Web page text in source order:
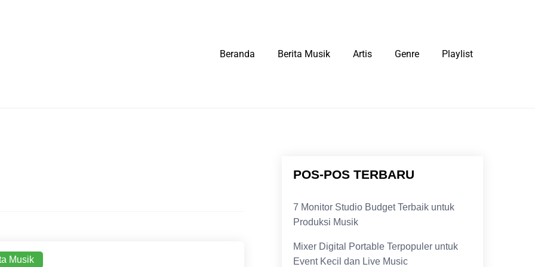
Beranda Berita Musik Artis Genre Playlist
Musik
POS-POS TERBARU
7 Monitor Studio Budget Terbaik untuk
Produksi Musik
Mixer Digital Portable Terpopuler untuk
Event Kecil dan Live Music